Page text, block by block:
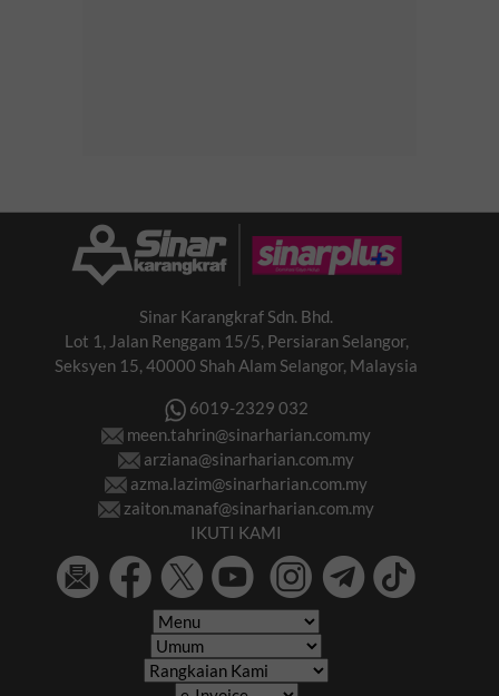
Sinar Karangkraf Sdn. Bhd.
Lot 1, Jalan Renggam 15/5, Persiaran Selangor,
Seksyen 15, 40000 Shah Alam Selangor, Malaysia
6019-2329 032
meen.tahrin@sinarharian.com.my
arziana@sinarharian.com.my
azma.lazim@sinarharian.com.my
zaiton.manaf@sinarharian.com.my
IKUTI KAMI